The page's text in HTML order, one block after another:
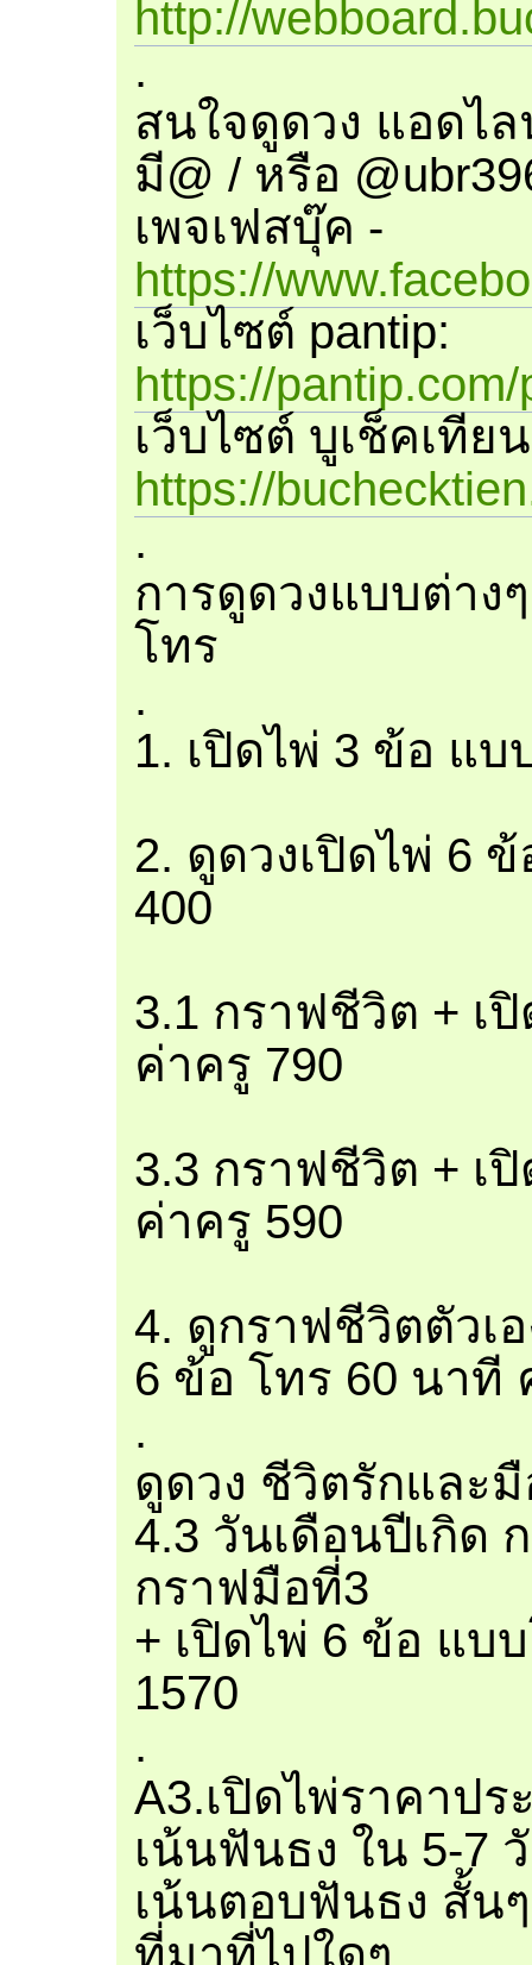
http://
.
สนใจดูดวง แอดไ
มี@ / หรือ
เพจเฟสบุ๊ค -
https://
เว็บไซต์ pantip:
https://
เว็บไซต์ บูเช็คเทีย
https://
.
การดูดวงแบบต่า
โทร
.
1. เปิดไพ่ 3 ข้อ แ
2. ดูดวงเปิดไพ่ 6
400
3.1 กราฟชีวิต + เ
ค่าครู 790
3.3 กราฟชีวิต + เ
ค่าครู 590
4. ดูกราฟชีวิตตัวเ
6 ข้อ โทร 60 นาที
.
ดูดวง ชีวิตรักและ
4.3 วันเดือนปีเกิด
กราฟมือที่3
+ เปิดไพ่ 6 ข้อ แบ
1570
.
A3.เปิดไพ่ราคาป
เน้นฟันธง ใน 5-7
เน้นตอบฟันธง สั้น